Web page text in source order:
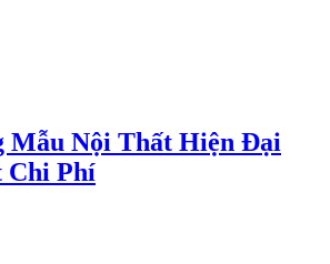
Mẫu Nội Thất Hiện Đại
Chi Phí